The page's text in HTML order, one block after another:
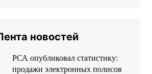
новостей
РСА опубликовал статистику:
продажи электронных полисов